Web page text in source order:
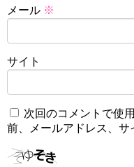
メール ※
サイト
次回のコメントで使
前、メールアドレス、サ